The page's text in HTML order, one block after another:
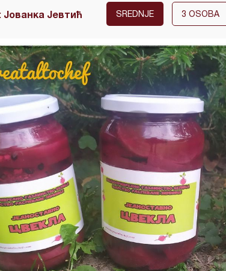
Јованка Јевтић SREDNJE 3 OSOBA